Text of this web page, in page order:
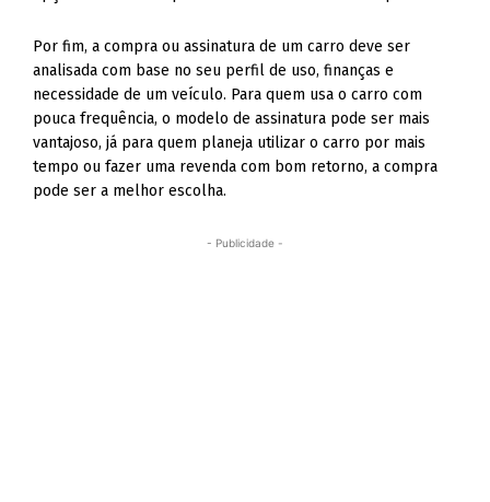
Por fim, a compra ou assinatura de um carro deve ser
analisada com base no seu perfil de uso, finanças e
necessidade de um veículo. Para quem usa o carro com
pouca frequência, o modelo de assinatura pode ser mais
vantajoso, já para quem planeja utilizar o carro por mais
tempo ou fazer uma revenda com bom retorno, a compra
pode ser a melhor escolha.
- Publicidade -